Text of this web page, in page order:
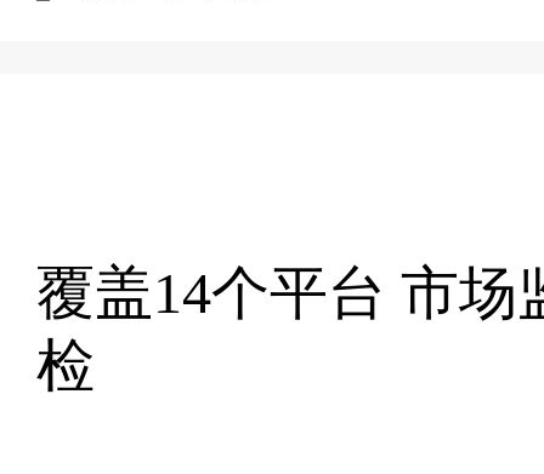
覆盖14个平台 市
检